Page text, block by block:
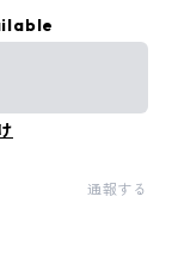
通報する